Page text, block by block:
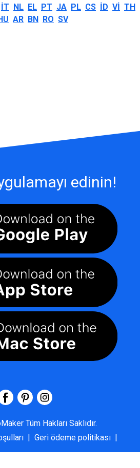
IT NL EL PT JA PL CS ID VI TH
AR BN RO SV
edinin!
Tüm Hakları Saklıdır.
| Geri ödeme politikası |